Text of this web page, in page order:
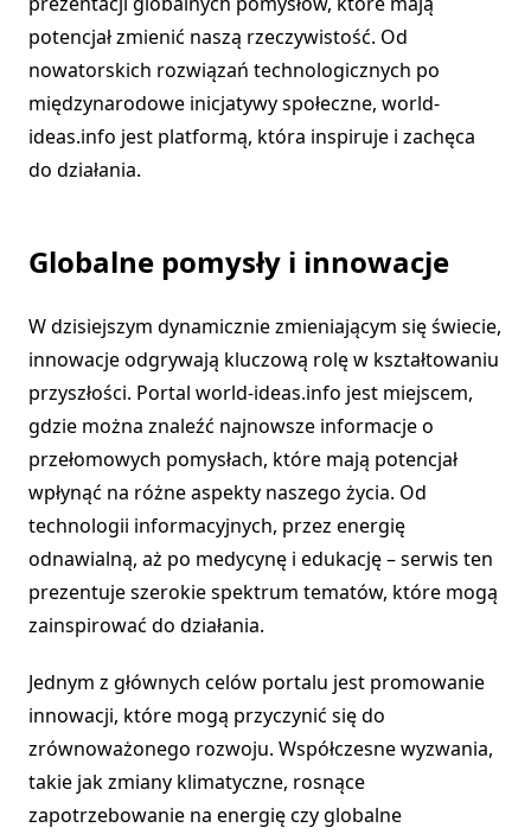
potencjał zmienić naszą rzeczywistość. Od
nowatorskich rozwiązań technologicznych po
międzynarodowe inicjatywy społeczne, world-
ideas.info jest platformą, która inspiruje i zachęca
do działania.
Globalne pomysły i innowacje
W dzisiejszym dynamicznie zmieniającym się świecie,
innowacje odgrywają kluczową rolę w kształtowaniu
przyszłości. Portal world-ideas.info jest miejscem,
gdzie można znaleźć najnowsze informacje o
przełomowych pomysłach, które mają potencjał
wpłynąć na różne aspekty naszego życia. Od
technologii informacyjnych, przez energię
odnawialną, aż po medycynę i edukację – serwis ten
prezentuje szerokie spektrum tematów, które mogą
zainspirować do działania.
Jednym z głównych celów portalu jest promowanie
innowacji, które mogą przyczynić się do
zrównoważonego rozwoju. Współczesne wyzwania,
takie jak zmiany klimatyczne, rosnące
zapotrzebowanie na energię czy globalne